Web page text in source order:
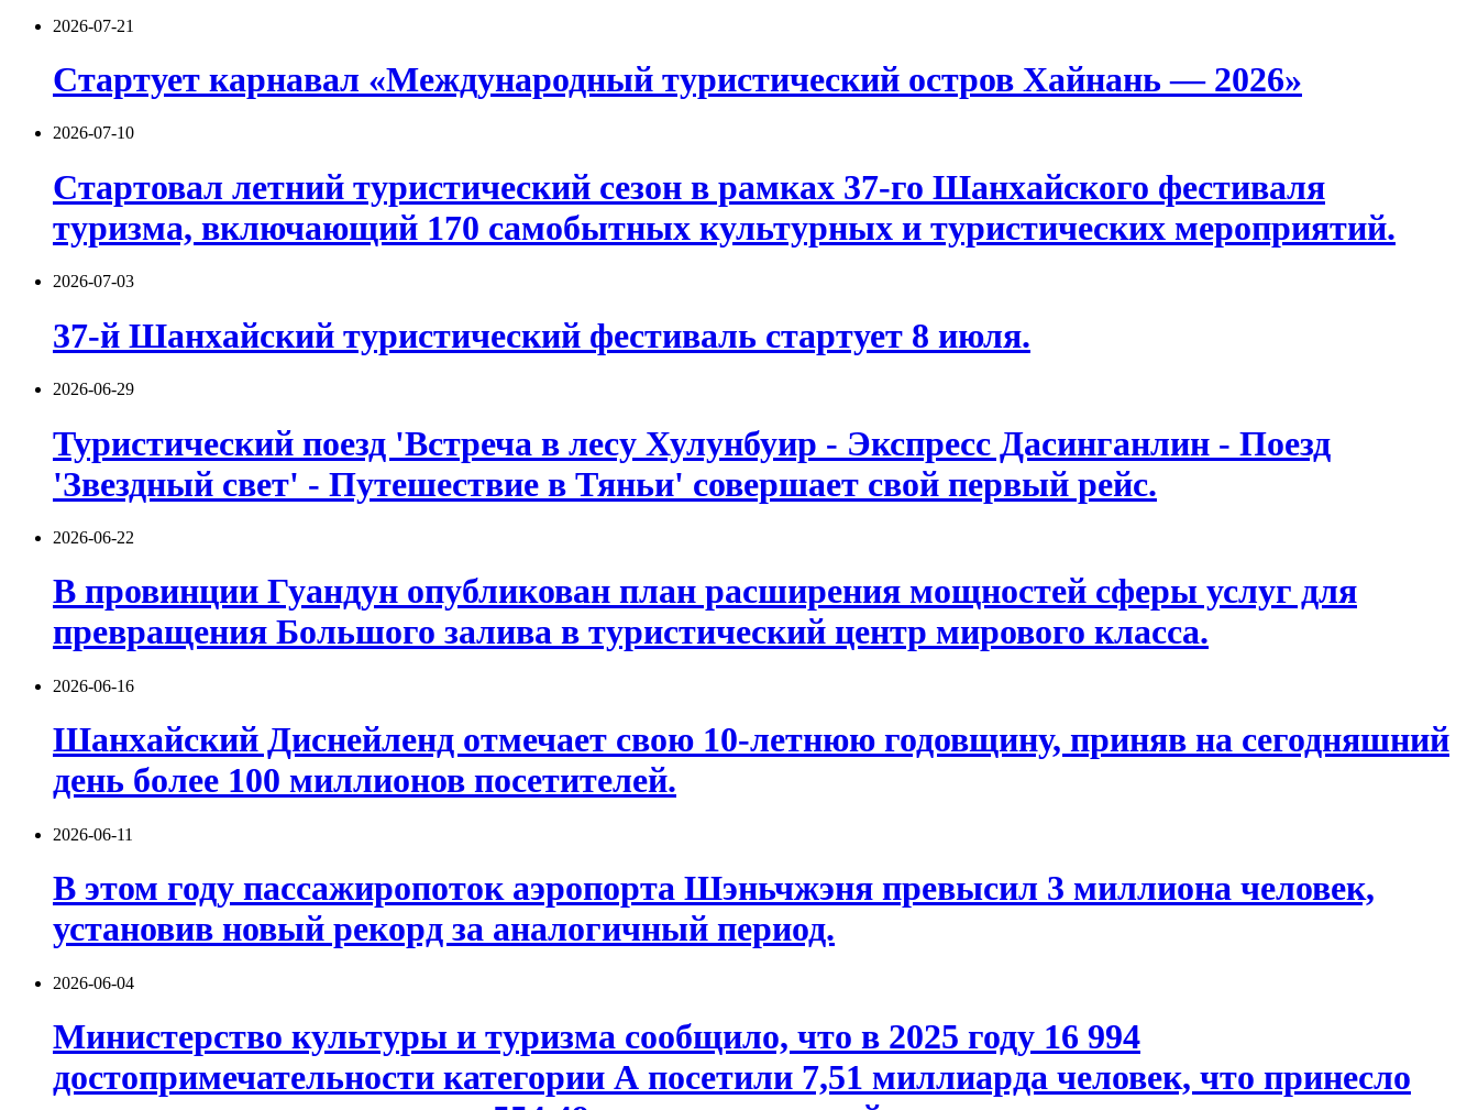
2026-07-21
Стартует карнавал «Международный туристический остров Хайнань — 2026»
2026-07-10
Стартовал летний туристический сезон в рамках 37-го Шанхайского фестиваля
туризма, включающий 170 самобытных культурных и туристических мероприятий.
2026-07-03
37-й Шанхайский туристический фестиваль стартует 8 июля.
2026-06-29
Туристический поезд 'Встреча в лесу Хулунбуир - Экспресс Дасинганлин - Поезд
'Звездный свет' - Путешествие в Тяньи' совершает свой первый рейс.
2026-06-22
В провинции Гуандун опубликован план расширения мощностей сферы услуг для
превращения Большого залива в туристический центр мирового класса.
2026-06-16
Шанхайский Диснейленд отмечает свою 10-летнюю годовщину, приняв на сегодняшний
день более 100 миллионов посетителей.
2026-06-11
В этом году пассажиропоток аэропорта Шэньчжэня превысил 3 миллиона человек,
установив новый рекорд за аналогичный период.
2026-06-04
Министерство культуры и туризма сообщило, что в 2025 году 16 994
достопримечательности категории А посетили 7,51 миллиарда человек, что принесло